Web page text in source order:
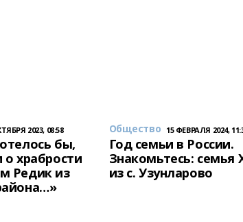
2023, 08:58
бы,
о храбрости
Редик из
Общество 15 ФЕВРАЛЯ 2024,
Год семьи в России.
Знакомьтесь: семья
из с. Узунларово